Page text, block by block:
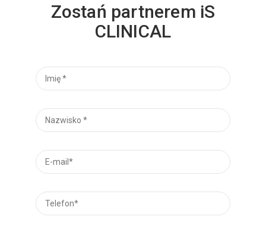
Zostań partnerem iS
CLINICAL